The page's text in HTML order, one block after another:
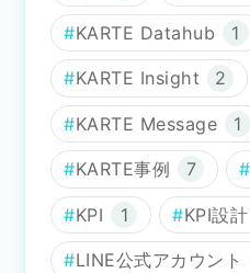
KARTE Datahub 1
KARTE Insight 2
KARTE Message 1
KARTE事例 7
KPI 1 KPI設計
LINE公式アカウント